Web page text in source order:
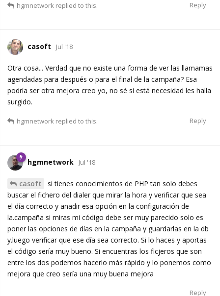
Reply
hgmnetwork replied to this.
casoft Jul '18
Otra cosa... Verdad que no existe una forma de ver las llamamas
agendadas para después o para el final de la campaña? Esa
podría ser otra mejora creo yo, no sé si está necesidad les halla
surgido.
Reply
hgmnetwork replied to this.
hgmnetwork Jul '18
casoft
si tienes conocimientos de PHP tan solo debes
buscar el fichero del dialer que mirar la hora y verificar que sea
el día correcto y anadir esa opción en la configuración de
la.campaña si miras mi código debe ser muy parecido solo es
poner las opciones de días en la campaña y guardarlas en la db
y.luego verificar que ese día sea correcto. Si lo haces y aportas
el código sería muy bueno. Si encuentras los ficjeros que son
entre los dos podemos hacerlo más rápido y lo ponemos como
mejora que creo sería una muy buena mejora
Reply